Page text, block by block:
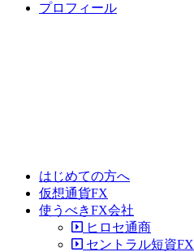
プロフィール
はじめての方へ
仮想通貨FX
使うべきFX会社
ヒロセ通商
セントラル短資FX